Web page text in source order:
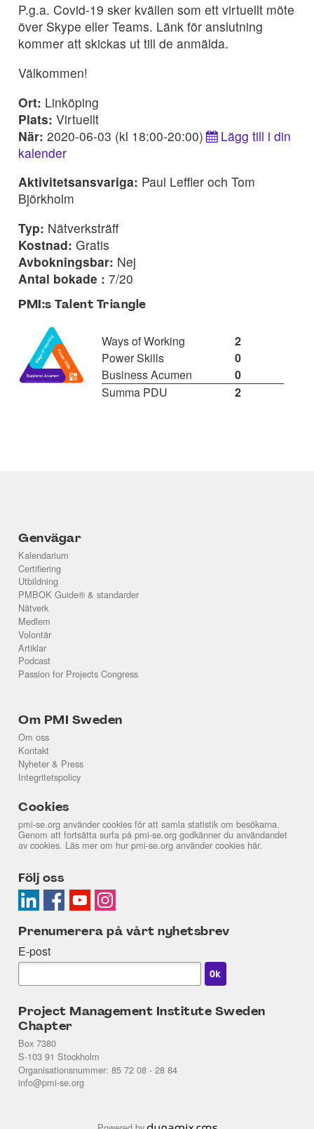
P.g.a. Covid-19 sker kvällen som ett virtuellt möte
över Skype eller Teams. Länk för anslutning
kommer att skickas ut till de anmälda.
Välkommen!
Ort: Linköping
Plats: Virtuellt
När: 2020-06-03 (kl 18:00-20:00)
Lägg till i din
kalender
Aktivitetsansvariga: Paul Leffler och Tom
Björkholm
Typ: Nätverksträff
Kostnad: Gratis
Avbokningsbar: Nej
Antal bokade : 7/20
PMI:s Talent Triangle
Ways of Working
2
Power Skills
0
Business Acumen
0
Summa PDU
2
Genvägar
Kalendarium
Certifiering
Utbildning
PMBOK Guide® & standarder
Nätverk
Medlem
Volontär
Artiklar
Podcast
Passion for Projects Congress
Om PMI Sweden
Om oss
Kontakt
Nyheter & Press
Integritetspolicy
Cookies
pmi-se.org använder cookies för att samla statistik om besökarna.
Genom att fortsätta surfa på pmi-se.org godkänner du användandet
av cookies. Läs mer om hur pmi-se.org använder cookies här.
Följ oss
Prenumerera på vårt nyhetsbrev
E-post
Project Management Institute Sweden
Chapter
Box 7380
S-103 91 Stockholm
Organisationsnummer: 85 72 08 - 28 84
info@pmi-se.org